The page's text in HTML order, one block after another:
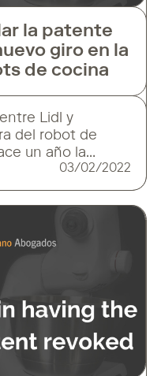
la patente
giro en la
de cocina
Lidl y
del robot de
un año la
la revisión
Provincial
la tesis de Lidl,
su robot de
03/02/2022